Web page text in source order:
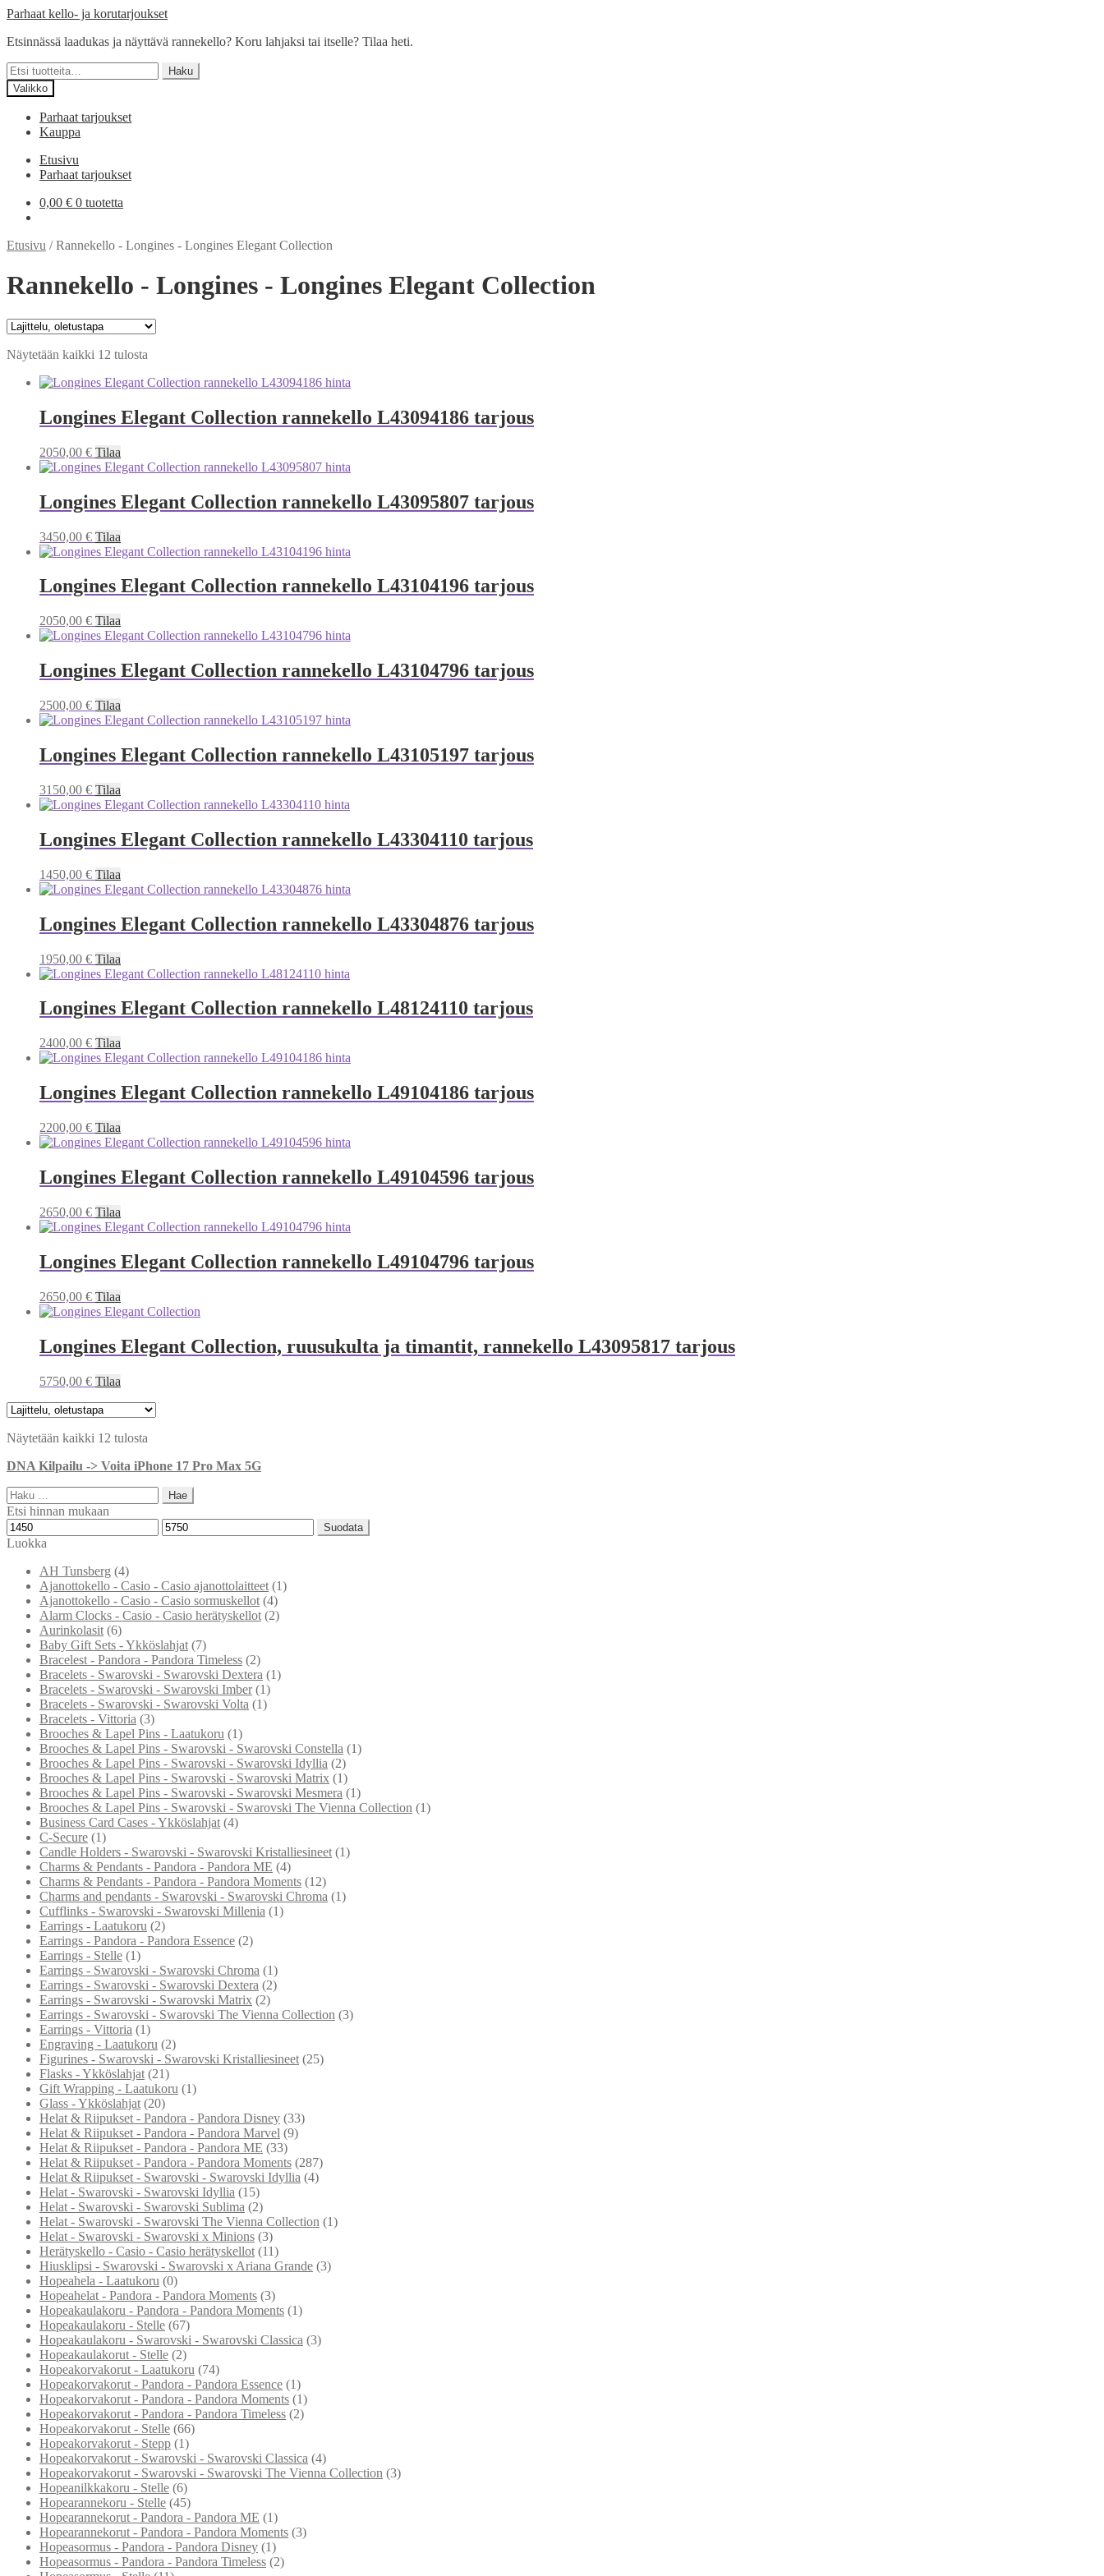
Siirry
Siirry
Parhaat kello- ja korutarjoukset
Etsinnässä laadukas ja näyttävä rannekello? Koru lahjaksi tai itselle? Tilaa heti.
Etsi:
Haku
Valikko
Parhaat tarjoukset
Kauppa
Etusivu
Parhaat tarjoukset
0,00 € 0 tuotetta
Etusivu /Rannekello - Longines - Longines Elegant Collection
Rannekello - Longines - Longines Elegant Collection
Näytetään kaikki 12 tulosta
Longines Elegant Collection rannekello L43094186 tarjous
2050,00 € Tilaa
Longines Elegant Collection rannekello L43095807 tarjous
3450,00 € Tilaa
Longines Elegant Collection rannekello L43104196 tarjous
2050,00 € Tilaa
Longines Elegant Collection rannekello L43104796 tarjous
2500,00 € Tilaa
Longines Elegant Collection rannekello L43105197 tarjous
3150,00 € Tilaa
Longines Elegant Collection rannekello L43304110 tarjous
1450,00 € Tilaa
Longines Elegant Collection rannekello L43304876 tarjous
1950,00 € Tilaa
Longines Elegant Collection rannekello L48124110 tarjous
2400,00 € Tilaa
Longines Elegant Collection rannekello L49104186 tarjous
2200,00 € Tilaa
Longines Elegant Collection rannekello L49104596 tarjous
2650,00 € Tilaa
Longines Elegant Collection rannekello L49104796 tarjous
2650,00 € Tilaa
Longines Elegant Collection, ruusukulta ja timantit, rannekello L43095817 tarjous
5750,00 € Tilaa
Näytetään kaikki 12 tulosta
DNA Kilpailu -> Voita iPhone 17 Pro Max 5G
Haku:
Etsi hinnan mukaan
Minimihinta
Maksimihinta Suodata
Luokka
AH Tunsberg (4)
Ajanottokello - Casio - Casio ajanottolaitteet (1)
Ajanottokello - Casio - Casio sormuskellot (4)
Alarm Clocks - Casio - Casio herätyskellot (2)
Aurinkolasit (6)
Baby Gift Sets - Ykköslahjat (7)
Bracelest - Pandora - Pandora Timeless (2)
Bracelets - Swarovski - Swarovski Dextera (1)
Bracelets - Swarovski - Swarovski Imber (1)
Bracelets - Swarovski - Swarovski Volta (1)
Bracelets - Vittoria (3)
Brooches & Lapel Pins - Laatukoru (1)
Brooches & Lapel Pins - Swarovski - Swarovski Constella (1)
Brooches & Lapel Pins - Swarovski - Swarovski Idyllia (2)
Brooches & Lapel Pins - Swarovski - Swarovski Matrix (1)
Brooches & Lapel Pins - Swarovski - Swarovski Mesmera (1)
Brooches & Lapel Pins - Swarovski - Swarovski The Vienna Collection (1)
Business Card Cases - Ykköslahjat (4)
C-Secure (1)
Candle Holders - Swarovski - Swarovski Kristalliesineet (1)
Charms & Pendants - Pandora - Pandora ME (4)
Charms & Pendants - Pandora - Pandora Moments (12)
Charms and pendants - Swarovski - Swarovski Chroma (1)
Cufflinks - Swarovski - Swarovski Millenia (1)
Earrings - Laatukoru (2)
Earrings - Pandora - Pandora Essence (2)
Earrings - Stelle (1)
Earrings - Swarovski - Swarovski Chroma (1)
Earrings - Swarovski - Swarovski Dextera (2)
Earrings - Swarovski - Swarovski Matrix (2)
Earrings - Swarovski - Swarovski The Vienna Collection (3)
Earrings - Vittoria (1)
Engraving - Laatukoru (2)
Figurines - Swarovski - Swarovski Kristalliesineet (25)
Flasks - Ykköslahjat (21)
Gift Wrapping - Laatukoru (1)
Glass - Ykköslahjat (20)
Helat & Riipukset - Pandora - Pandora Disney (33)
Helat & Riipukset - Pandora - Pandora Marvel (9)
Helat & Riipukset - Pandora - Pandora ME (33)
Helat & Riipukset - Pandora - Pandora Moments (287)
Helat & Riipukset - Swarovski - Swarovski Idyllia (4)
Helat - Swarovski - Swarovski Idyllia (15)
Helat - Swarovski - Swarovski Sublima (2)
Helat - Swarovski - Swarovski The Vienna Collection (1)
Helat - Swarovski - Swarovski x Minions (3)
Herätyskello - Casio - Casio herätyskellot (11)
Hiusklipsi - Swarovski - Swarovski x Ariana Grande (3)
Hopeahela - Laatukoru (0)
Hopeahelat - Pandora - Pandora Moments (3)
Hopeakaulakoru - Pandora - Pandora Moments (1)
Hopeakaulakoru - Stelle (67)
Hopeakaulakoru - Swarovski - Swarovski Classica (3)
Hopeakaulakorut - Stelle (2)
Hopeakorvakorut - Laatukoru (74)
Hopeakorvakorut - Pandora - Pandora Essence (1)
Hopeakorvakorut - Pandora - Pandora Moments (1)
Hopeakorvakorut - Pandora - Pandora Timeless (2)
Hopeakorvakorut - Stelle (66)
Hopeakorvakorut - Stepp (1)
Hopeakorvakorut - Swarovski - Swarovski Classica (4)
Hopeakorvakorut - Swarovski - Swarovski The Vienna Collection (3)
Hopeanilkkakoru - Stelle (6)
Hopearannekoru - Stelle (45)
Hopearannekorut - Pandora - Pandora ME (1)
Hopearannekorut - Pandora - Pandora Moments (3)
Hopeasormus - Pandora - Pandora Disney (1)
Hopeasormus - Pandora - Pandora Timeless (2)